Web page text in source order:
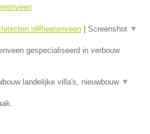
Screenshot ▼
gespecialiseerd in verbouw
landelijke villa's, nieuwbouw ▼